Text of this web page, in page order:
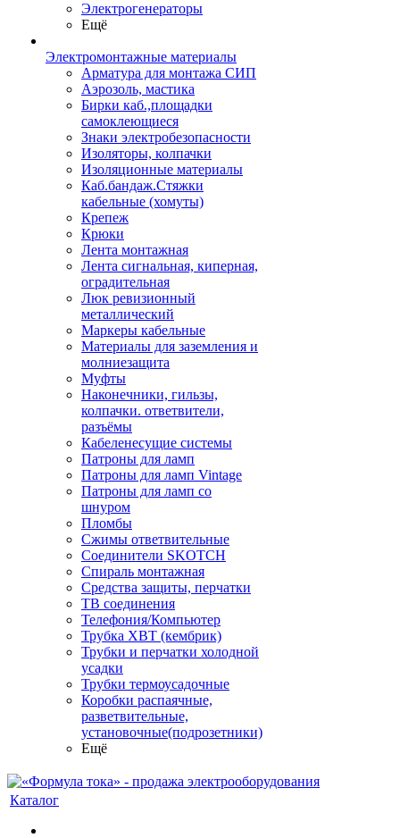
Электрогенераторы
Ещё
Электромонтажные материалы
Арматура для монтажа СИП
Аэрозоль, мастика
Бирки каб.,площадки
самоклеющиеся
Знаки электробезопасности
Изоляторы, колпачки
Изоляционные материалы
Каб.бандаж.Стяжки
кабельные (хомуты)
Крепеж
Крюки
Лента монтажная
Лента сигнальная, киперная,
оградительная
Люк ревизионный
металлический
Маркеры кабельные
Материалы для заземления и
молниезащита
Муфты
Наконечники, гильзы,
колпачки. ответвители,
разъёмы
Кабеленесущие системы
Патроны для ламп
Патроны для ламп Vintage
Патроны для ламп со
шнуром
Пломбы
Сжимы ответвительные
Соединители SKOTCH
Спираль монтажная
Средства защиты, перчатки
ТВ соединения
Телефония/Компьютер
Трубка ХВТ (кембрик)
Трубки и перчатки холодной
усадки
Трубки термоусадочные
Коробки распаячные,
разветвительные,
установочные(подрозетники)
Ещё
Каталог